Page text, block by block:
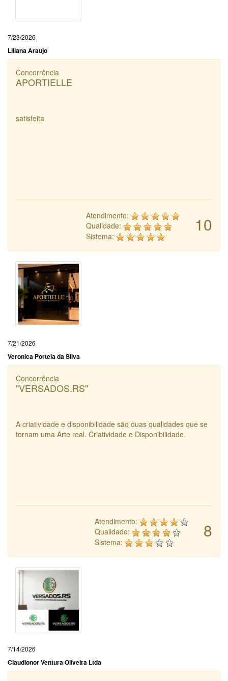
7/23/2026
Liliana Araujo
Concorrência
APORTIELLE
satisfeita
10
Atendimento:
Qualidade:
Sistema:
7/21/2026
Veronica Portela da Silva
Concorrência
"VERSADOS.RS"
A criatividade e disponibilidade são duas qualidades que se
tornam uma Arte real. Criatividade e Disponibilidade.
8
Atendimento:
Qualidade:
Sistema:
7/14/2026
Claudionor Ventura Oliveira Ltda